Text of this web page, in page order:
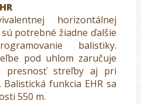
horizontálnej
potrebné žiadne ďalšie
balistiky.
pod uhlom zaručuje
presnosť streľby aj pri
funkcia EHR sa
550 m.